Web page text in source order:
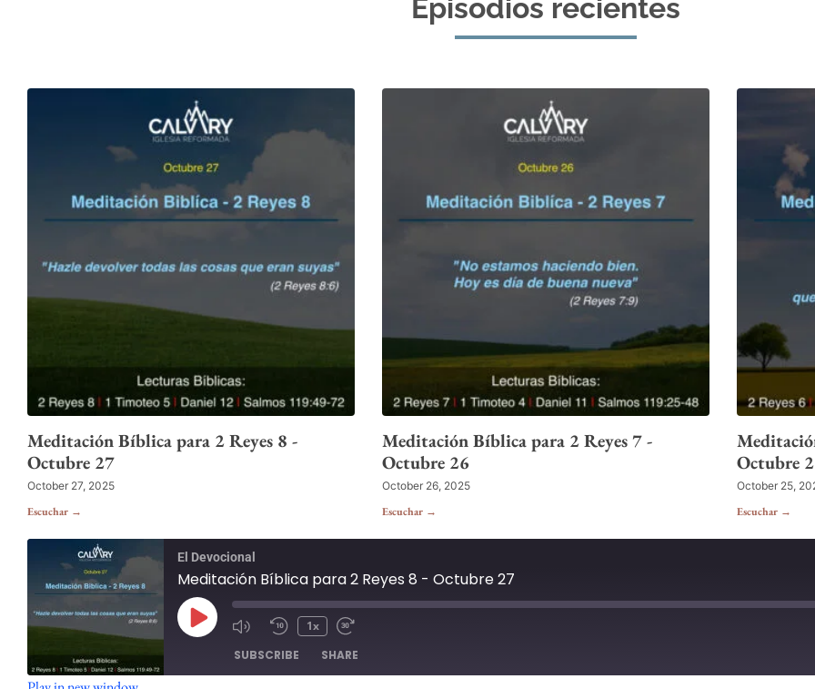
Episodios recientes
Meditación Bíblica para 2 Reyes 8 -
Octubre 27
October 27, 2025
Escuchar →
Meditación Bíblica para 2 Reyes 7 -
Octubre 26
October 26, 2025
Escuchar →
Octubre
October 25,
Escuchar →
El Devocional
Meditación Bíblica para 2 Reyes 8 - Octubre 27
1x
SUBSCRIBE SHARE